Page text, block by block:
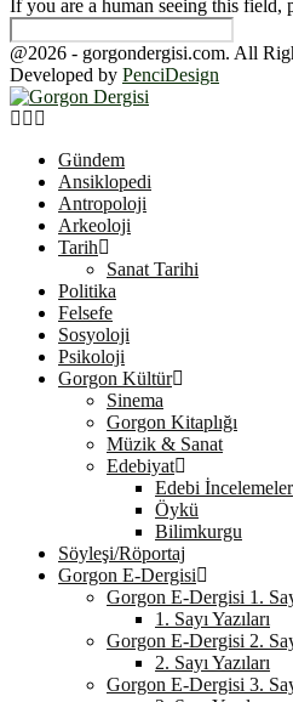
If you are a human seeing this field,
@2026 - gorgondergisi.com. All
Developed by PenciDesign
Facebook
Twitter
Gündem
Ansiklopedi
Antropoloji
Arkeoloji
Tarih
Sanat Tarihi
Politika
Felsefe
Sosyoloji
Psikoloji
Gorgon Kültür
Sinema
Gorgon Kitaplığı
Müzik & Sanat
Edebiyat
Edebi İncelemeler
Öykü
Bilimkurgu
Söyleşi/Röportaj
Gorgon E-Dergisi
Gorgon E-Dergisi 1.
1. Sayı Yazıları
Gorgon E-Dergisi 2.
2. Sayı Yazıları
Gorgon E-Dergisi 3.